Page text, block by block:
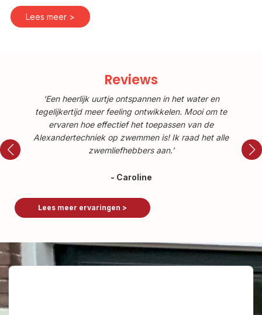
Lees meer >
Reviews
‘Een heerlijk uurtje ontspannen in het water en
tegelijkertijd meer feeling ontwikkelen. Mooi om te
ervaren hoe effectief het toepassen van de
Alexandertechniek op zwemmen is! Ik raad het alle
zwemliefhebbers aan.’
- Caroline
Lees meer ervaringen >